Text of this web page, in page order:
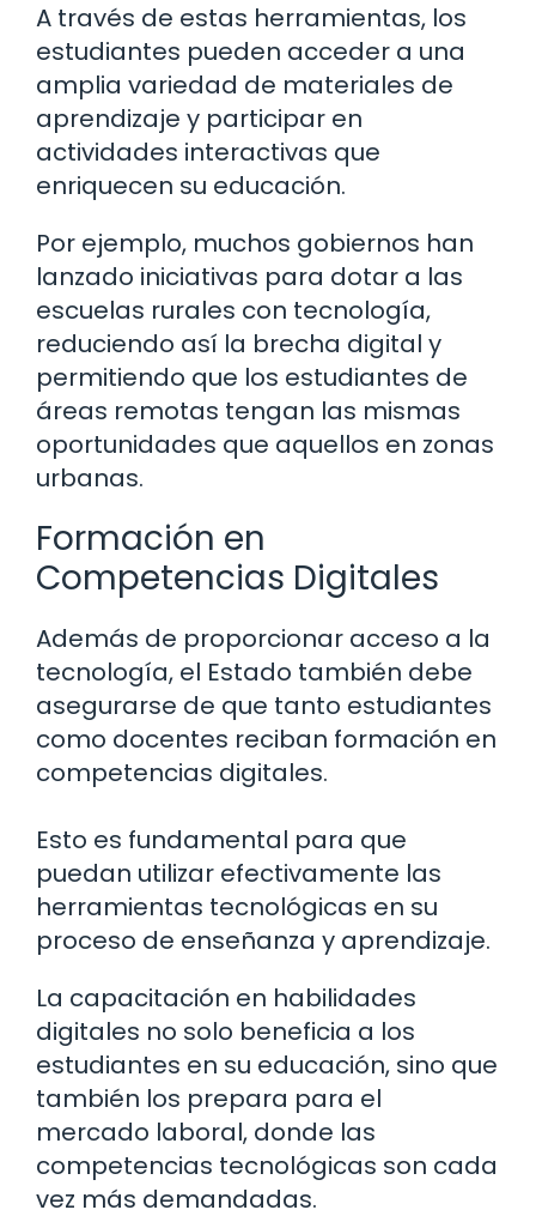
A través de estas herramientas, los
estudiantes pueden acceder a una
amplia variedad de materiales de
aprendizaje y participar en
actividades interactivas que
enriquecen su educación.
Por ejemplo, muchos gobiernos han
lanzado iniciativas para dotar a las
escuelas rurales con tecnología,
reduciendo así la brecha digital y
permitiendo que los estudiantes de
áreas remotas tengan las mismas
oportunidades que aquellos en zonas
urbanas.
Formación en
Competencias Digitales
Además de proporcionar acceso a la
tecnología, el Estado también debe
asegurarse de que tanto estudiantes
como docentes reciban formación en
competencias digitales.
Esto es fundamental para que
puedan utilizar efectivamente las
herramientas tecnológicas en su
proceso de enseñanza y aprendizaje.
La capacitación en habilidades
digitales no solo beneficia a los
estudiantes en su educación, sino que
también los prepara para el
mercado laboral, donde las
competencias tecnológicas son cada
vez más demandadas.